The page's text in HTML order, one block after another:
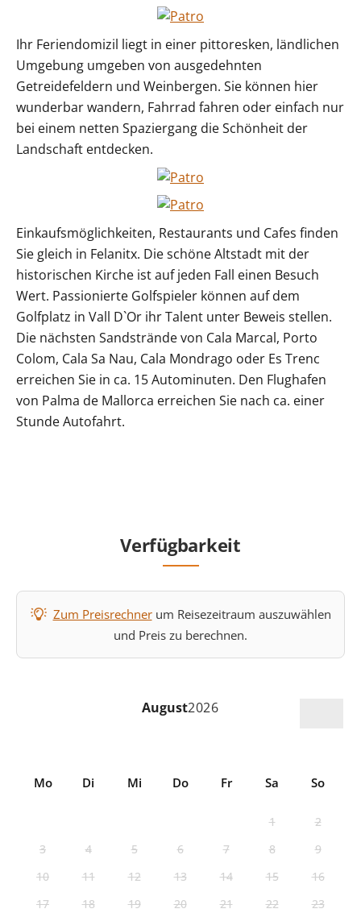
Ihr Feriendomizil liegt in einer pittoresken, ländlichen
Umgebung umgeben von ausgedehnten
Getreidefeldern und Weinbergen. Sie können hier
wunderbar wandern, Fahrrad fahren oder einfach nur
bei einem netten Spaziergang die Schönheit der
Landschaft entdecken.
Einkaufsmöglichkeiten, Restaurants und Cafes finden
Sie gleich in Felanitx. Die schöne Altstadt mit der
historischen Kirche ist auf jeden Fall einen Besuch
Wert. Passionierte Golfspieler können auf dem
Golfplatz in Vall D`Or ihr Talent unter Beweis stellen.
Die nächsten Sandstrände von Cala Marcal, Porto
Colom, Cala Sa Nau, Cala Mondrago oder Es Trenc
erreichen Sie in ca. 15 Autominuten. Den Flughafen
von Palma de Mallorca erreichen Sie nach ca. einer
Stunde Autofahrt.
Verfügbarkeit
Zum Preisrechnerum Reisezeitraum auszuwählen
und Preis zu berechnen.
August2026
Mo Di Mi Do Fr Sa So
1
2
3
4 5 6 7 8
9
10
11 12 13 14 15
16
17
18 19 20 21 22
23